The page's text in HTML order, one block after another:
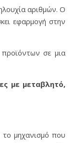
αριθμών. Ο
εφαρμογή στην
σε μια
με μεταβλητό,
μηχανισμό που